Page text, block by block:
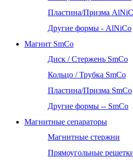
Пластина/Призма
Другие формы - AlNiCo
Магнит SmCo
Диск / Стержень SmCo
Кольцо / Трубка SmCo
Пластина/Призма SmCo
Другие формы -- SmCo
Магнитные сепараторы
Магнитные стержни
Прямоугольные